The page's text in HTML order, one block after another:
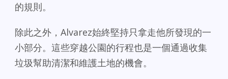
的規則。
除此之外，Alvarez始終堅持只拿走他所發現的一
小部分。這些穿越公園的行程也是一個通過收集
垃圾幫助清潔和維護土地的機會。